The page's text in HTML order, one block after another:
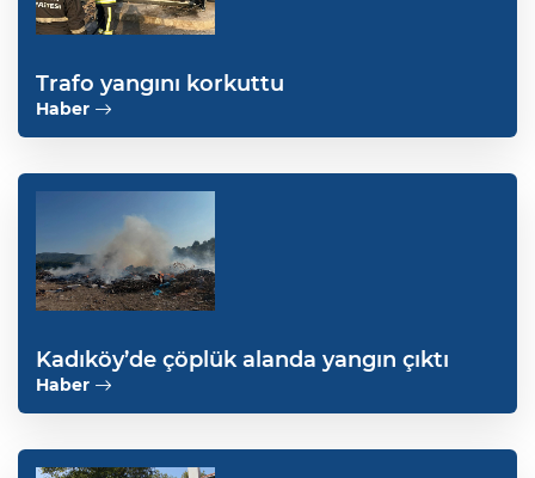
Trafo yangını korkuttu
Haber
Kadıköy’de çöplük alanda yangın çıktı
Haber